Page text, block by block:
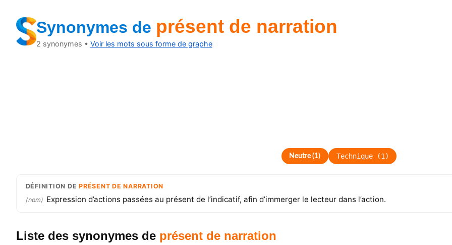
Synonymes de présent de narration
2 synonymes • Voir les mots sous forme de graphe
Neutre (1) Technique(1 )
DÉFINITION DEPRÉSENT DE NARRATION
(nom) Expression d’actions passées au présent de l’indicatif, afin d’immerger le lecteur dans l’action.
Liste des synonymes de présent de narration